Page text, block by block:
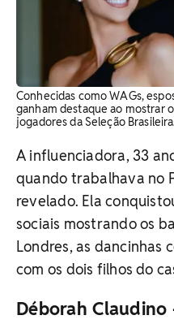
Conhecidas como WAGs,
ganham destaque ao mostrar
jogadores da Seleção
A influenciadora, 33
quando trabalhava no
revelado. Ela
sociais mostrando os
Londres, as dancinhas
com os dois filhos do
Déborah